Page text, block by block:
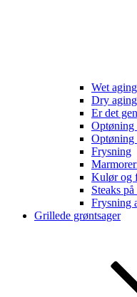
Wet
Dry
Er det
Optøning
Optøning
Frysning
Kulør og
Steaks
Frysning
Grillede grøntsager